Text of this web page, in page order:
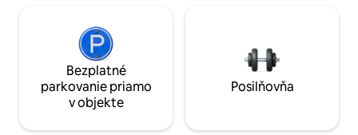
Bezplatné
parkovanie priamo
v objekte
Posilňovňa